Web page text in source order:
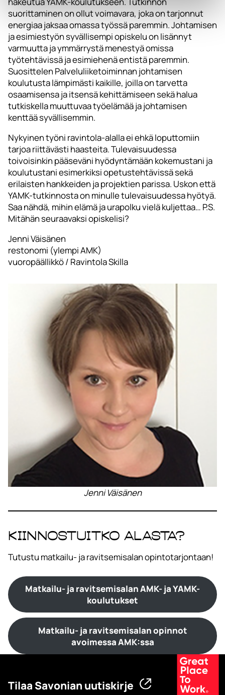
suorittaminen on ollut voimavara, joka on tarjonnut
energiaa jaksaa omassa työssä paremmin. Johtamisen
ja esimiestyön syvällisempi opiskelu on lisännyt
varmuutta ja ymmärrystä menestyä omissa
työtehtävissä ja esimiehenä entistä paremmin.
Suosittelen Palveluliiketoiminnan johtamisen
koulutusta lämpimästi kaikille, joilla on tarvetta
osaamisensa ja itsensä kehittämiseen sekä halua
tutkiskella muuttuvaa työelämää ja johtamisen
kenttää syvällisemmin.
Nykyinen työni ravintola-alalla ei ehkä loputtomiin
tarjoa riittävästi haasteita. Tulevaisuudessa
toivoisinkin pääseväni hyödyntämään kokemustani ja
koulutustani esimerkiksi opetustehtävissä sekä
erilaisten hankkeiden ja projektien parissa. Uskon että
YAMK-tutkinnosta on minulle tulevaisuudessa hyötyä.
Saa nähdä, mihin elämä ja urapolku vielä kuljettaa… P.S.
Mitähän seuraavaksi opiskelisi?
Jenni Väisänen
restonomi (ylempi AMK)
vuoropäällikkö / Ravintola Skilla
Jenni Väisänen
Kiinnostuitko alasta?
Tutustu matkailu- ja ravitsemisalan opintotarjontaan!
Matkailu- ja ravitsemisalan AMK- ja YAMK-
koulutukset
Matkailu- ja ravitsemisalan opinnot
avoimessa AMK:ssa
Tilaa Savonian uutiskirje